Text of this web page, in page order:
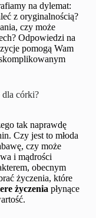
na dylemat:
z oryginalnością?
czy może
Odpowiedzi na
pomogą Wam
dla córki?
tak naprawdę
Czy jest to młoda
czy może
i mądrości
obecnym
życzenia, które
życzenia płynące